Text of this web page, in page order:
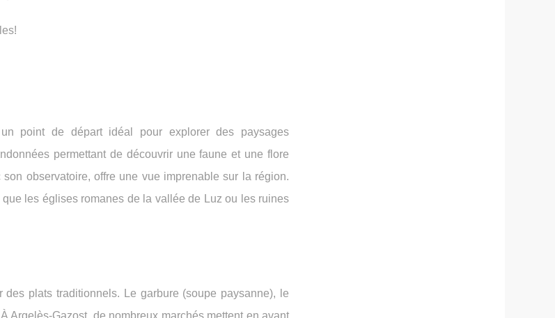
point de départ idéal pour explorer des paysages
permettant de découvrir une faune et une flore
son observatoire, offre une vue imprenable sur la région.
que les églises romanes de la vallée de Luz ou les ruines
des plats traditionnels. Le garbure (soupe paysanne), le
Argelès-Gazost, de nombreux marchés mettent en avant